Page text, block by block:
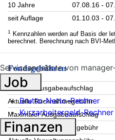
10 Jahre
07.08.16 -
seit Auflage
01.10.03 -
1
Kennzahlen werden auf Basis der
berechnet. Berechnung nach BVI-
Fondsgebühren
Aktueller Ausgabeaufschlag
Aktuelle Rücknahmegebühr
Maximaler Ausgabeaufschlag
Maximale Rücknahmegebühr
Serviceangebote von
Job
Brutto-Netto-Rechner
Kurzarbeitergeld-Rechner
Finanzen